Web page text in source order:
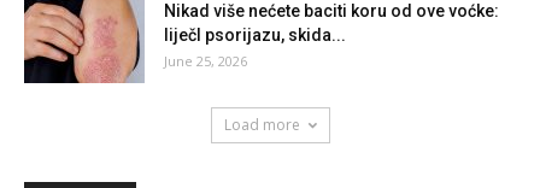
Nikad više nećete baciti koru od ove voćke:
liječI psorijazu, skida...
June 25, 2026
Load more